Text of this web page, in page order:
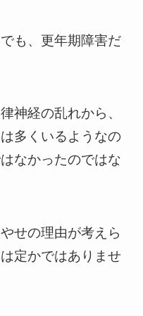
も、更年期障害だ
神経の乱れから、
多くいるようなの
なかったのではな
せの理由が考えら
定かではありませ